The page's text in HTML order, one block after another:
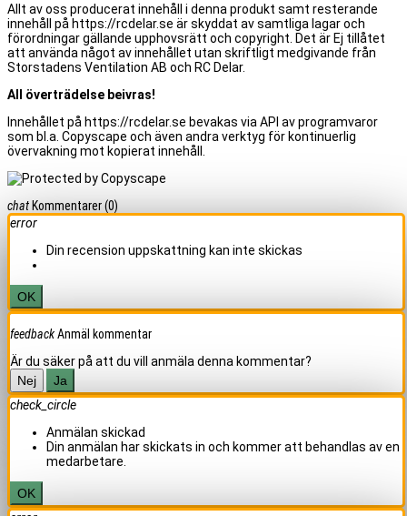
Allt av oss producerat innehåll i denna produkt samt resterande
innehåll på https://rcdelar.se är skyddat av samtliga lagar och
förordningar gällande upphovsrätt och copyright. Det är Ej tillåtet
att använda något av innehållet utan skriftligt medgivande från
Storstadens Ventilation AB och RC Delar.
All överträdelse beivras!
Innehållet på https://rcdelar.se bevakas via API av programvaror
som bl.a. Copyscape och även andra verktyg för kontinuerlig
övervakning mot kopierat innehåll.
chat Kommentarer(0)
error
Din recension uppskattning kan inte skickas
OK
feedbackAnmäl kommentar
Är du säker på att du vill anmäla denna kommentar?
Nej
Ja
check_circle
Anmälan skickad
Din anmälan har skickats in och kommer att behandlas av en
medarbetare.
OK